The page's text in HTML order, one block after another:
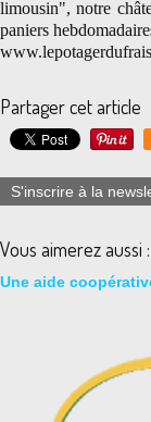
limousin", notre
paniers
Partager cet article
S'inscrire à la
Vous aimerez aussi :
Une aide